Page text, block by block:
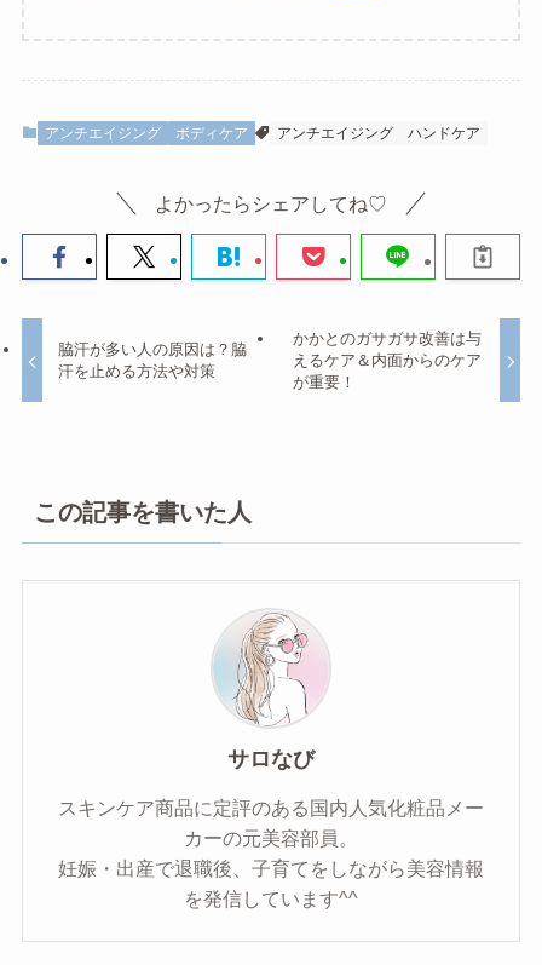
アンチエイジング ボディケア アンチエイジング ハンドケア
よかったらシェアしてね♡
脇汗が多い人の原因は？脇
汗を止める方法や対策
かかとのガサガサ改善は与
えるケア＆内面からのケア
が重要！
この記事を書いた人
サロなび
スキンケア商品に定評のある国内人気化粧品メー
カーの元美容部員。
妊娠・出産で退職後、子育てをしながら美容情報
を発信しています^^